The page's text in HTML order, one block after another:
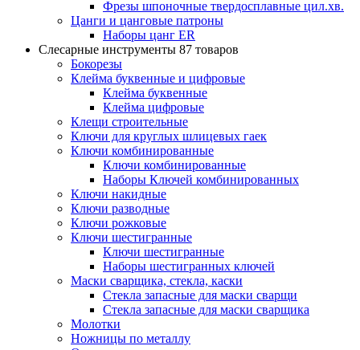
Фрезы шпоночные твердосплавные цил.хв.
Цанги и цанговые патроны
Наборы цанг ER
Слесарные инструменты 87 товаров
Бокорезы
Клейма буквенные и цифровые
Клейма буквенные
Клейма цифровые
Клещи строительные
Ключи для круглых шлицевых гаек
Ключи комбинированные
Ключи комбинированные
Наборы Ключей комбинированных
Ключи накидные
Ключи разводные
Ключи рожковые
Ключи шестигранные
Ключи шестигранные
Наборы шестигранных ключей
Маски сварщика, стекла, каски
Стекла запасные для маски сварщи
Стекла запасные для маски сварщика
Молотки
Ножницы по металлу